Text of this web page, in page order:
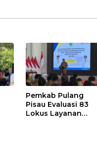
Pemkab Pulang
Pisau Evaluasi 83
Lokus Layanan